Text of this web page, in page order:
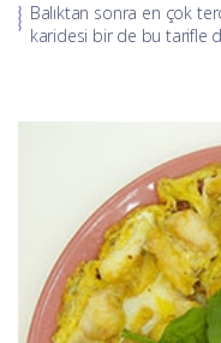
Balıktan sonra en çok
karidesi bir de bu tarifle